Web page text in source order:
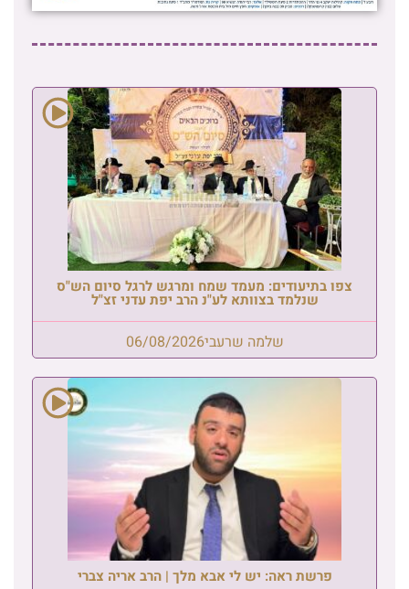
צפו בתיעודים: מעמד שמח ומרגש לרגל סיום הש"ס
שנלמד בצוותא לע"נ הרב יפת עדני זצ"ל
שלמה שרעבי06/08/2026
פרשת ראה: יש לי אבא מלך | הרב אריה צברי